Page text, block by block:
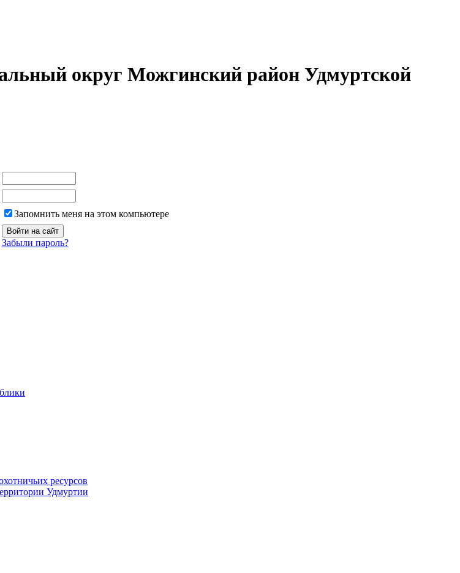
округ Можгинский район Удмуртской
Запомнить меня на этом компьютере
Забыли пароль?
ресурсов
Удмуртии